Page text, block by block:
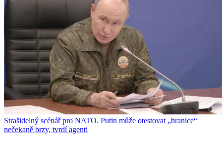
Strašidelný scénář pro NATO. Putin může otestovat „hranice“
nečekaně brzy, tvrdí agenti